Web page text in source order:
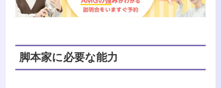
脚本家に必要な能力